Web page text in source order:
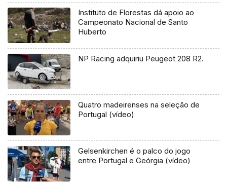
Instituto de Florestas dá apoio ao
Campeonato Nacional de Santo
Huberto
NP Racing adquiriu Peugeot 208 R2.
Quatro madeirenses na seleção de
Portugal (vídeo)
Gelsenkirchen é o palco do jogo
entre Portugal e Geórgia (vídeo)